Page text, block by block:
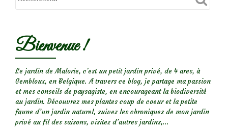
Bienvenue !
Le jardin de Malorie, c'est un petit jardin privé, de 4 ares, à
Gembloux, en Belgique. A travers ce blog, je partage ma passion
et mes conseils de paysagiste, en encourageant la biodiversité
au jardin. Découvrez mes plantes coup de coeur et la petite
faune d’un jardin naturel, suivez les chroniques de mon jardin
privé au fil des saisons, visitez d’autres jardins,...